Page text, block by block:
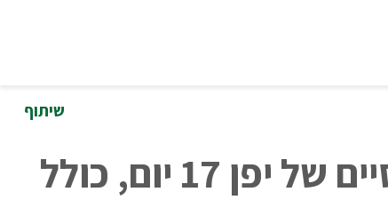
שיתוף
הרשמה לטיול אינטימי למקומות האותנטיים והקלאסיים של יפן 17 יום, כולל